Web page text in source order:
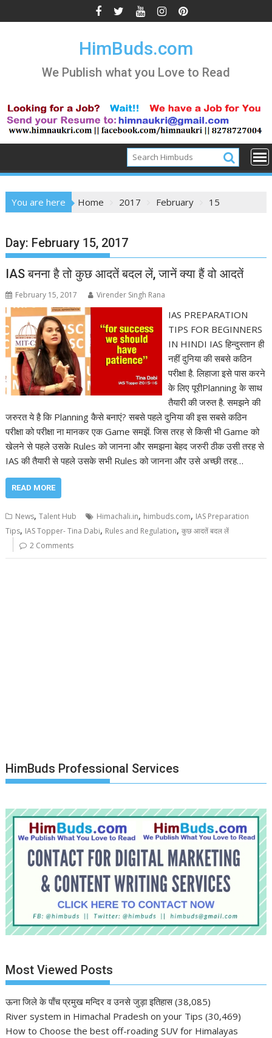
to
HimBuds.com
We Publish what you Love to Read
You are here Home 2017 February 15
Day: February 15, 2017
IAS बनना है तो कुछ आदतें बदल लें, जानें क्या हैं वो आदतें
February 15, 2017 Virender Singh Rana
IAS PREPARATION
TIPS FOR BEGINNERS
IN HINDI IAS हिन्दुस्तान ही
नहीं दुनिया की सबसे कठिन
परीक्षा है. लिहाजा इसे पास करने
के लिए पूरीPlanning के साथ
तैयारी की जरुत है. समझने की
जरुरत ये है कि Planning कैसे बनाएं? सबसे पहले दुनिया की इस सबसे कठिन
परीक्षा को परीक्षा ना मानकर एक Game समझें. जिस तरह से किसी भी Game को
खेलने से पहले उसके Rules को जानना और समझना बेहद जरुरी ठीक उसी तरह से
IAS की तैयारी से पहले उसके सभी Rules को जानना और उसे अच्छी तरह…
READ MORE
News,Talent Hub Himachali.in, himbuds.com, IAS Preparation
Tips, IAS Topper- Tina Dabi, Rules and Regulation,कुछ आदतें बदल लें
2 Comments
HimBuds Professional Services
Most Viewed Posts
ऊना जिले के पाँच प्रमुख मन्दिर व उनसे जुड़ा इतिहास (38,085)
River system in Himachal Pradesh on your Tips (30,469)
How to Choose the best off-roading SUV for Himalayas